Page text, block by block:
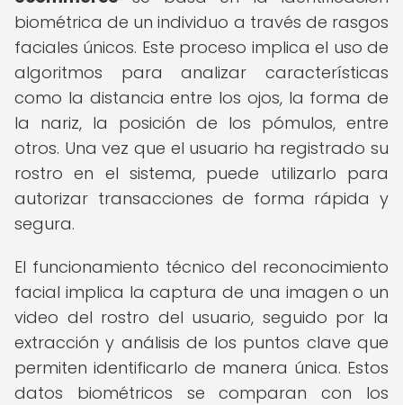
biométrica de un individuo a través de rasgos
faciales únicos. Este proceso implica el uso de
algoritmos para analizar características
como la distancia entre los ojos, la forma de
la nariz, la posición de los pómulos, entre
otros. Una vez que el usuario ha registrado su
rostro en el sistema, puede utilizarlo para
autorizar transacciones de forma rápida y
segura.
El funcionamiento técnico del reconocimiento
facial implica la captura de una imagen o un
video del rostro del usuario, seguido por la
extracción y análisis de los puntos clave que
permiten identificarlo de manera única. Estos
datos biométricos se comparan con los